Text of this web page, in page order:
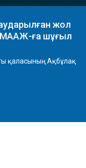
жол
МААЖ-ға шұғыл
қаласының Ақбұлақ